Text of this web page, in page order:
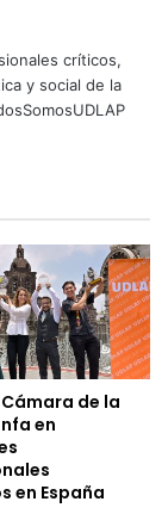
críticos,
y social de la
Cámara de la
en
en España